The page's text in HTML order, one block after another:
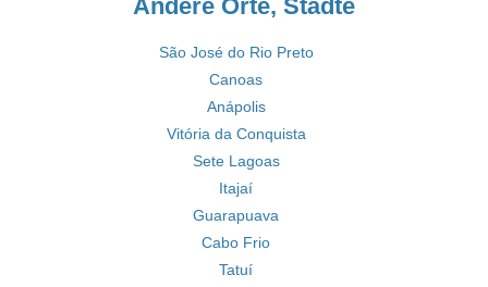
Andere Orte, Städte
São José do Rio Preto
Canoas
Anápolis
Vitória da Conquista
Sete Lagoas
Itajaí
Guarapuava
Cabo Frio
Tatuí